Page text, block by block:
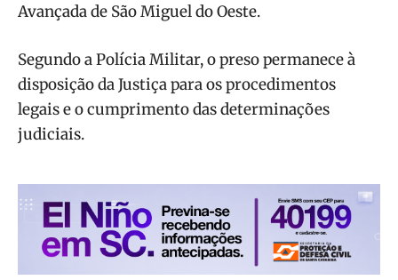
Avançada de São Miguel do Oeste.
Segundo a Polícia Militar, o preso permanece à
disposição da Justiça para os procedimentos
legais e o cumprimento das determinações
judiciais.